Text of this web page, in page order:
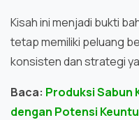
Kisah ini menjadi bukti
tetap memiliki peluang
konsisten dan strategi
Baca: Produksi Sabun
dengan Potensi